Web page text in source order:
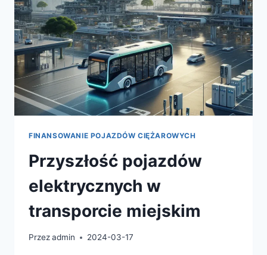
FINANSOWANIE POJAZDÓW CIĘŻAROWYCH
Przyszłość pojazdów
elektrycznych w
transporcie miejskim
Przezadmin 2024-03-17